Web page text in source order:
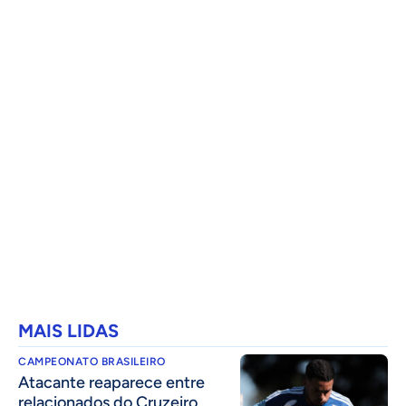
MAIS LIDAS
CAMPEONATO BRASILEIRO
Atacante reaparece entre